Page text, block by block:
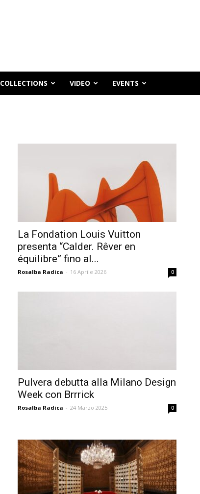
COLLECTIONS VIDEO EVENTS
La Fondation Louis Vuitton
presenta “Calder. Rêver en
équilibre” fino al...
Rosalba Radica - 16 Aprile 2026 0
Pulvera debutta alla Milano Design
Week con Brrrick
Rosalba Radica - 24 Marzo 2025 0